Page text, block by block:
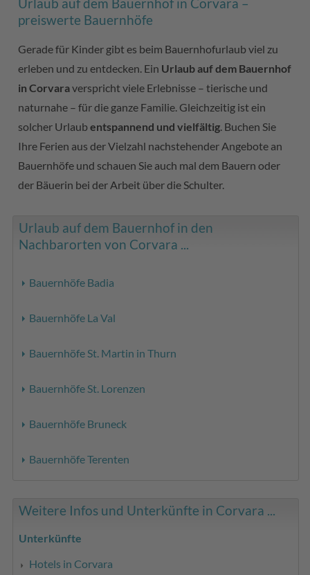
preiswerte Bauernhöfe
Gerade für Kinder gibt es beim Bauernhofurlaub viel zu
erleben und zu entdecken. Ein Urlaub auf dem Bauernhof
in Corvaraverspricht viele Erlebnisse – tierische und
naturnahe – für die ganze Familie. Gleichzeitig ist ein
solcher Urlaubentspannend und vielfältig . Buchen Sie
Ihre Ferien aus der Vielzahl nachstehender Angebote an
Bauernhöfe und schauen Sie auch mal dem Bauern oder
der Bäuerin bei der Arbeit über die Schulter.
Urlaub auf dem Bauernhof in den
Nachbarorten von Corvara ...
Bauernhöfe Badia
Bauernhöfe La Val
Bauernhöfe St. Martin in Thurn
Bauernhöfe St. Lorenzen
Bauernhöfe Bruneck
Bauernhöfe Terenten
Weitere Infos und Unterkünfte in Corvara ...
Unterkünfte
Hotels in Corvara